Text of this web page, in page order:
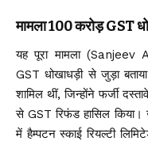
मामला ₹100 करोड़ GST
यह पूरा मामला (Sanjeev
GST धोखाधड़ी से जुड़ा
शामिल थीं, जिन्होंने फर्जी
से GST रिफंड हासिल
में हैम्पटन स्काई रियल्टी